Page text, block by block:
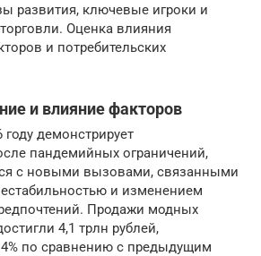
развития, ключевые игроки и
Оценка влияния
и потребительских
и влияние факторов
демонстрирует
пандемийных ограничений,
с новыми вызовами, связанными
и изменением
Продажи модных
4,1 трлн рублей,
по сравнению с предыдущим